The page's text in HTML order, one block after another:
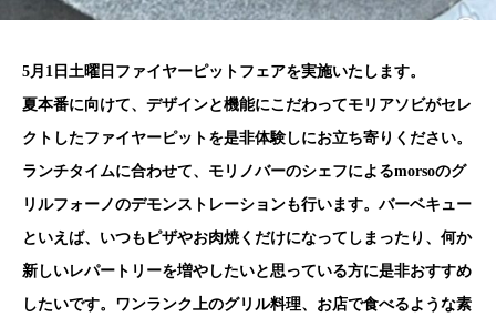
5月1日土曜日ファイヤーピットフェアを実施いたします。
夏本番に向けて、デザインと機能にこだわってモリアソビがセレ
クトしたファイヤーピットを是非体験しにお立ち寄りください。
ランチタイムに合わせて、モリノバーのシェフによるmorsoのグ
リルフォーノのデモンストレーションも行います。バーベキュー
といえば、いつもピザやお肉焼くだけになってしまったり、何か
新しいレパートリーを増やしたいと思っている方に是非おすすめ
したいです。ワンランク上のグリル料理、お店で食べるような素